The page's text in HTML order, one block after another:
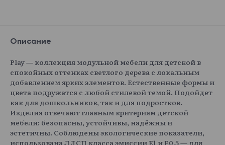
Описание
Play — коллекция модульной мебели для детской в
спокойных оттенках светлого дерева с локальным
добавлением ярких элементов. Естественные формы и
цвета подружатся с любой стилевой темой. Подойдет
как для дошкольников, так и для подростков.
Изделия отвечают главным критериям детской
мебели: безопасны, устойчивы, надёжны и
эстетичны. Соблюдены экологические показатели,
использована ЛДСП класса эмиссии Е1 и Е0,5 — для